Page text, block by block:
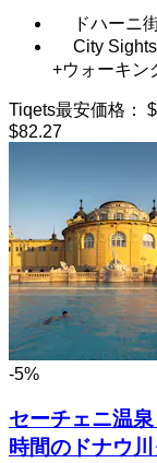
ドハーニ
City
+ウォーキン
Tiqets最安価格：
$82.27
-5%
セーチェニ温
時間のドナウ